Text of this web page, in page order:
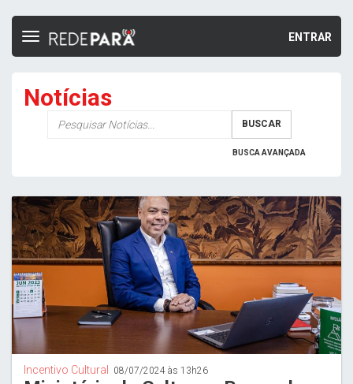
ENTRAR
Toggle
Notícias
BUSCAR
BUSCA AVANÇADA
Incentivo Cultural 08/07/2024 às 13h26